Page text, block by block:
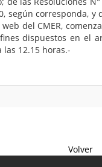
según corresponda,
del CMER,
dispuestos en el
12.15 horas.-
Volver